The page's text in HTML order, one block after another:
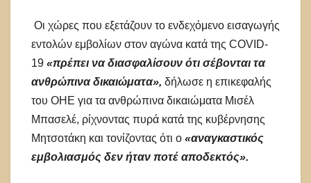
Οι χώρες που εξετάζουν το ενδεχόμενο εισαγωγής
εντολών εμβολίων στον αγώνα κατά της COVID-
19 «πρέπει να διασφαλίσουν ότι σέβονται τα
ανθρώπινα δικαιώματα», δήλωσε η επικεφαλής
του ΟΗΕ για τα ανθρώπινα δικαιώματα Μισέλ
Μπασελέ, ρίχνοντας πυρά κατά της κυβέρνησης
Μητσοτάκη και τονίζοντας ότι ο «αναγκαστικός
εμβολιασμός δεν ήταν ποτέ αποδεκτός».